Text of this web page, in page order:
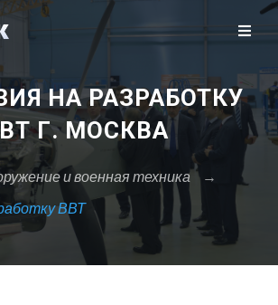
НА РАЗРАБОТКУ
Г. МОСКВА
и военная техника
→
ВВТ
Сбросить
Закрыть X